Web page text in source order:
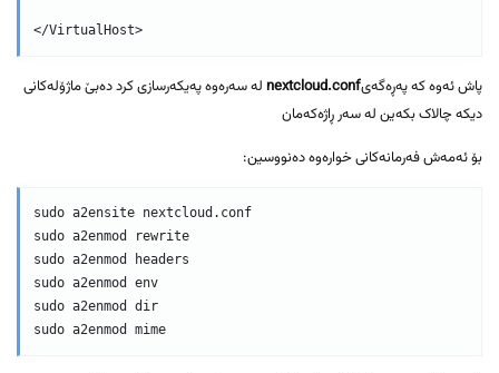
</VirtualHost>
پاش ئەوە کە پەڕەگەیnextcloud.confلە سەرەوە پەیکەرسازی کرد دەبێ ماژۆلەکانی
دیکە چالاک بکەین لە سەر ڕاژەکەمان
بۆ ئەمەش فەرمانەکانی خوارەوە دەنووسین:
sudo a2ensite nextcloud.conf
sudo a2enmod rewrite
sudo a2enmod headers
sudo a2enmod env
sudo a2enmod dir
sudo a2enmod mime